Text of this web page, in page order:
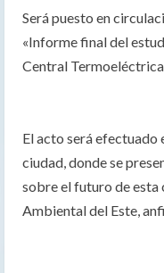
Será puesto en
«Informe final del
Central
El acto será efectuado
ciudad, donde se
sobre el futuro de esta
Ambiental del Este,